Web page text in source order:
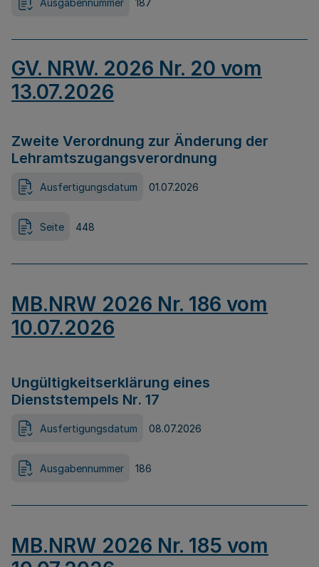
GV. NRW. 2026 Nr. 20 vom
13.07.2026
Zweite Verordnung zur Änderung der
Lehramtszugangsverordnung
Ausfertigungsdatum 01.07.2026
Seite 448
MB.NRW 2026 Nr. 186 vom
10.07.2026
Ungültigkeitserklärung eines
Dienststempels Nr. 17
Ausfertigungsdatum 08.07.2026
Ausgabennummer 186
MB.NRW 2026 Nr. 185 vom